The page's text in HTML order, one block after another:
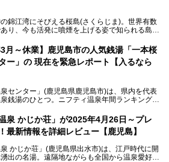
」。今回は、その極上の湯を心ゆくまで堪能す
実際に感じたお湯のちからと宿の魅力を詳しく
ます。
立ち寄りたい方のための「日帰り入浴情報」も
。温泉マニアをも唸らせる“生きたお湯”の正体に
錦江湾にそびえる桜島(さくらじま)。世界有数
り、今も活発に噴煙を上げる姿で知られる島で
。最大の魅力が、錦江湾に面した絶景混浴露天風
。源泉100％かけ流しのにごり湯は、多くの温泉
する存在です。
ら宿泊。桜島シーサイドホテルの“温泉”はじめ、
セスなど詳細レビューします。
3月～休業】鹿児島市の人気銭湯「一本桜
ー」の 現在を緊急レポート【入るなら
泉センター」(鹿児島県鹿児島市)は、県内を代表
銭湯のひとつ。ニフティ温泉年間ランキング2
、就寝前の入浴や寝起き一番の朝湯など利便性が
の常連客やファンでいつも賑わっています。し
朽化に伴い、2026年2月28日24時をもって休
予定しています。
温泉 かじか荘」が2025年4月26日～プレ
最新情報を詳細レビュー【鹿児島】
泉 かじか荘」(鹿児島県出水市)は、江戸時代に開
出の名湯。遠隔地ながらも全国から温泉愛好家